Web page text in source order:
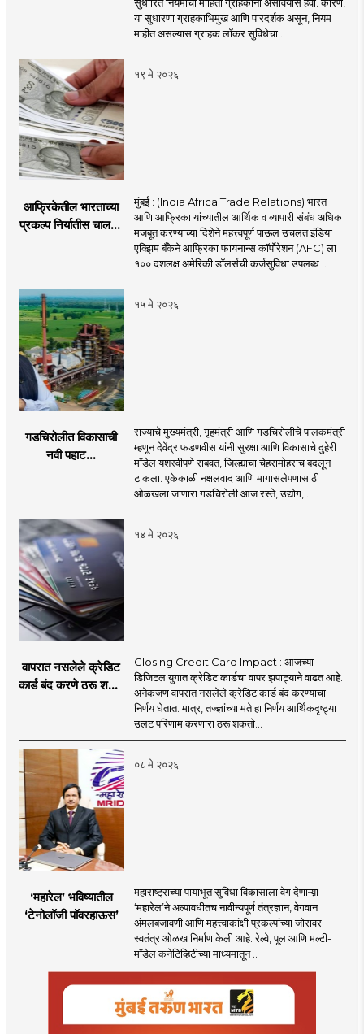
या सुधारणा ग्राहकाभिमुख आणि पारदर्शक असून, नियम
माहीत असल्यास ग्राहक लॉकर सुविधेचा ..
१९ मे २०२६
आफ्रिकेतील भारताच्या
प्रकल्प निर्यातीस चालना;
डॉलर्सची कर्जसुविधा
मुंबई : (India Africa Trade Relations) भारत
आणि आफ्रिका यांच्यातील आर्थिक व व्यापारी संबंध अधिक
मजबूत करण्याच्या दिशेने महत्त्वपूर्ण पाऊल उचलत इंडिया
एक्झिम बँकेने आफ्रिका फायनान्स कॉर्पोरेशन (AFC) ला
१०० दशलक्ष अमेरिकी डॉलर्सची कर्जसुविधा उपलब्ध ..
१५ मे २०२६
गडचिरोलीत विकासाची
नवी पहाट...
राज्याचे मुख्यमंत्री, गृहमंत्री आणि गडचिरोलीचे पालकमंत्री
म्हणून देवेंद्र फडणवीस यांनी सुरक्षा आणि विकासाचे दुहेरी
मॉडेल यशस्वीपणे राबवत, जिल्ह्याचा चेहरामोहराच बदलून
टाकला. एकेकाळी नक्षलवाद आणि मागासलेपणासाठी
ओळखला जाणारा गडचिरोली आज रस्ते, उद्योग, ..
१४ मे २०२६
वापरात नसलेले क्रेडिट
कार्ड बंद करणे ठरू शकते
Closing Credit Card Impact : आजच्या
डिजिटल युगात क्रेडिट कार्डचा वापर झपाट्याने वाढत आहे.
अनेकजण वापरात नसलेले क्रेडिट कार्ड बंद करण्याचा
निर्णय घेतात. मात्र, तज्ज्ञांच्या मते हा निर्णय आर्थिकदृष्ट्या
उलट परिणाम करणारा ठरू शकतो...
०८ मे २०२६
‘महारेल’ भविष्यातील
‘टेनोलॉजी पॉवरहाऊस’
महाराष्ट्राच्या पायाभूत सुविधा विकासाला वेग देणाऱ्य़ा
‘महारेल’ने अल्पावधीतच नावीन्यपूर्ण तंत्रज्ञान, वेगवान
अंमलबजावणी आणि महत्त्वाकांक्षी प्रकल्पांच्या जोरावर
स्वतंत्र ओळख निर्माण केली आहे. रेल्वे, पूल आणि मल्टी-
मॉडेल कनेटिव्हिटीच्या माध्यमातून ..